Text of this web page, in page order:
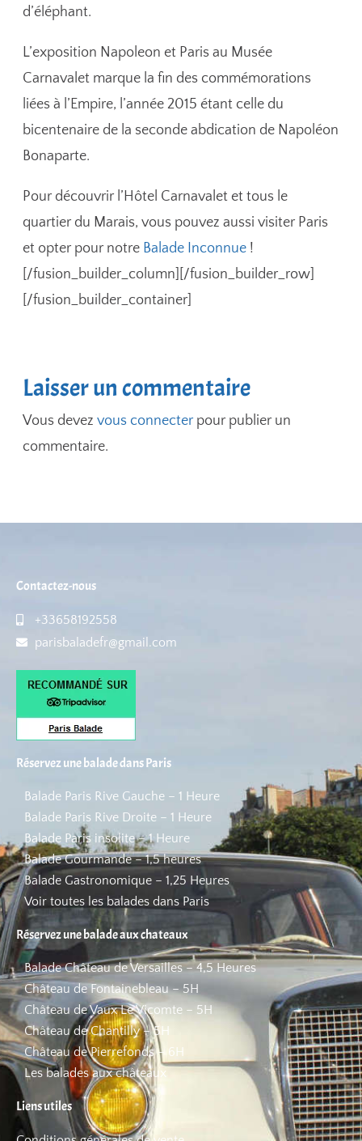
d’éléphant.
L’exposition Napoleon et Paris au Musée
Carnavalet marque la fin des commémorations
liées à l’Empire, l’année 2015 étant celle du
bicentenaire de la seconde abdication de Napoléon
Bonaparte.
Pour découvrir l’Hôtel Carnavalet et tous le
quartier du Marais, vous pouvez aussi visiter Paris
et opter pour notre Balade Inconnue !
[/fusion_builder_column][/fusion_builder_row]
[/fusion_builder_container]
Laisser un commentaire
Vous devezvous connecterpour publier un
commentaire.
Contactez-nous
+33658192558
parisbaladefr@gmail.com
Réservez une balade dans Paris
Balade Paris Rive Gauche – 1 Heure
Balade Paris Rive Droite – 1 Heure
Balade Paris insolite – 1 Heure
Balade Gourmande – 1,5 heures
Balade Gastronomique – 1,25 Heures
Voir toutes les balades dans Paris
Réservez une balade aux chateaux
Balade Château de Versailles – 4,5 Heures
Château de Fontainebleau – 5H
Château de Vaux Le Vicomte – 5H
Château de Chantilly – 5H
Château de Pierrefonds – 6H
Les balades aux châteaux
Liens utiles